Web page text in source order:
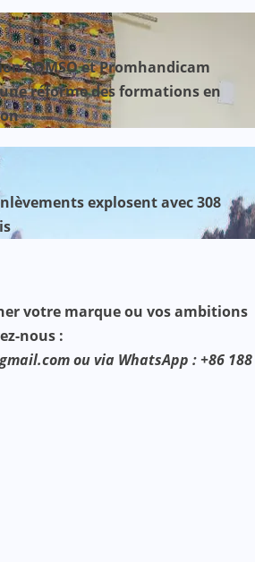
SOMSO et Promhandicam
réforme des formations en
explosent avec 308
votre marque ou vos ambitions
nous :
ou via WhatsApp : +86 188